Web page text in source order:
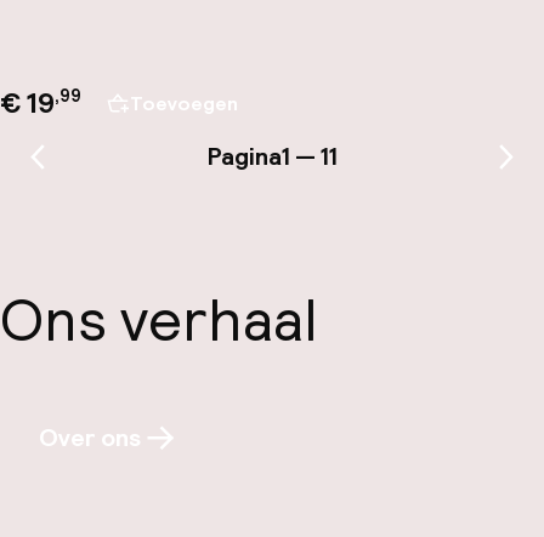
€ 19,99 Toevoegen
Vorige pagina Pagina1 — 11
Ons verhaal
Over ons